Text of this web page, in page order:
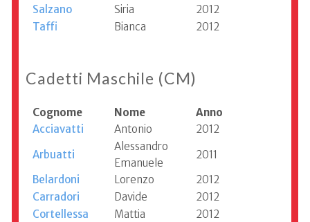
Salzano
Siria
2012
Taffi
Bianca 2012
Cadetti Maschile (CM)
Cognome Nome
Anno
Acciavatti
Antonio
2012
Arbuatti
Alessandro
Emanuele
2011
Belardoni
Lorenzo
2012
Carradori
Davide
2012
Cortellessa
Mattia
2012